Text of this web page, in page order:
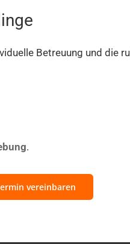
Betreuung und die
.
vereinbaren